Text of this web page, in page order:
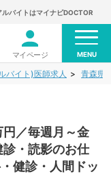
バイトはマイナビDOCTOR
マイページ MENU
バイト)医師求人 青森県
円／毎週月～金
・読影のお仕
健診・人間ドッ